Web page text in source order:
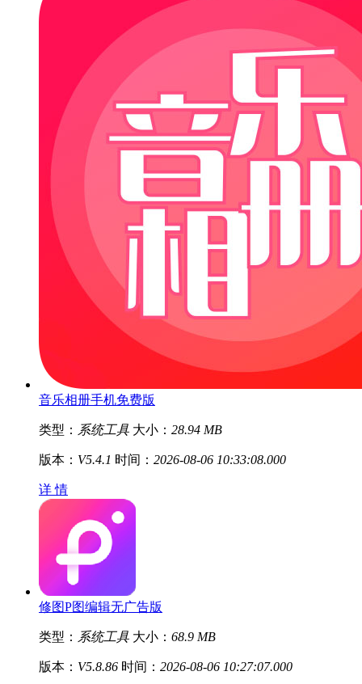
音乐相册手机免费版
类型： 系统工具 大小： 28.94 MB
版本： V5.4.1 时间： 2026-08-06 10:33:08.000
详 情
修图P图编辑无广告版
类型： 系统工具 大小： 68.9 MB
版本： V5.8.86 时间： 2026-08-06 10:27:07.000